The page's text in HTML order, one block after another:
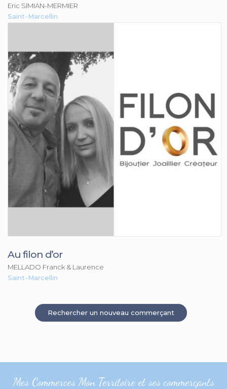
Eric SIMIAN-MERMIER
Saint-Marcellin
Au filon d’or
MELLADO Franck & Laurence
Saint-Marcellin
Rechercher un nouveau commerçant
Mes Commerces Mon Territoire et ses commerçants